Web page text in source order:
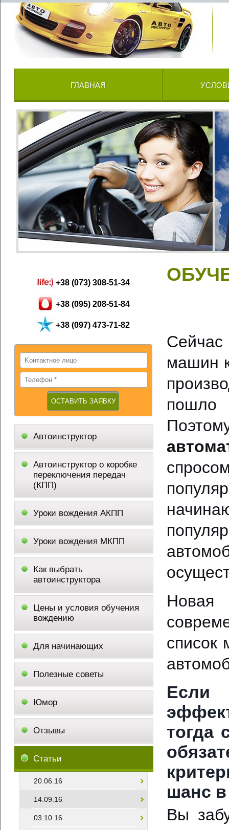
ГЛАВНАЯ
+38 (073) 308-51-34
+38 (095) 208-51-84
+38 (097) 473-71-82
Автоинструктор
Автоинструктор о коробке
переключения передач
(КПП)
Уроки вождения АКПП
Уроки вождения МКПП
Как выбрать
автоинструктора
Цены и условия обучения
вождению
Для начинающих
Полезные советы
Юмор
Отзывы
Статьи
20.06.16
14.09.16
03.10.16
машин
Новая
список
Если
тогда
шанс
Вы